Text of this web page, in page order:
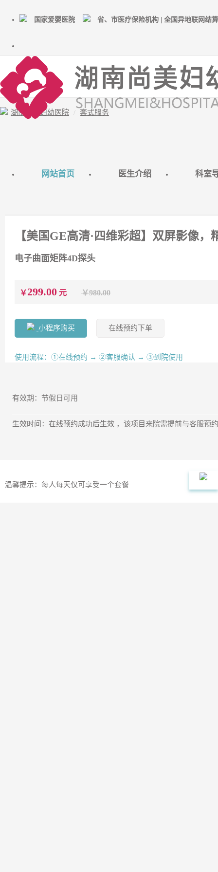
国家爱婴医院 省、市医疗保险机构 | 全国异地联网结
网站首页 医生介绍 科室
湖南尚美妇幼医院 套式服务
【美国GE高清·四维彩超】双屏影像，
电子曲面矩阵4D探头
￥299.00 元 ￥980.00
小程序购买 在线预约下单
使用流程：①在线预约 → ②客服确认 → ③到院使用
有效期：节假日可用
生效时间：在线预约成功后生效 ，该项目来院需提前与客服预约
温馨提示：每人每天仅可享受一个套餐